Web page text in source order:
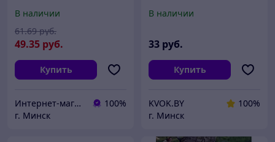
В наличии
49.35 руб.
61.69 руб.
Купить
Интернет-магазин 24маркет.бел
100%
г. Минск
В наличии
33 руб.
Купить
KVOK.BY
100%
г. Минск